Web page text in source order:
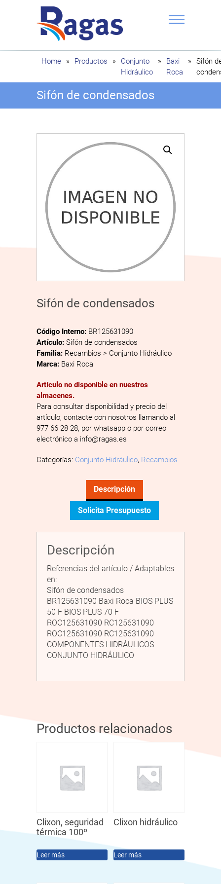
Ragas
Home » Productos »
Conjunto
Hidráulico
»
Baxi
Roca
»
Sifón
Sifón de condensados
Sifón de condensados
Código Interno: BR125631090
Artículo: Sifón de condensados
Familia: Recambios > Conjunto Hidráulico
Marca: Baxi Roca
Artículo no disponible en nuestros
almacenes.
Para consultar disponibilidad y precio del
artículo, contacte con nosotros llamando al
977 66 28 28, por whatsapp o por correo
electrónico a info@ragas.es
Categorías: Conjunto Hidráulico, Recambios
Descripción
Solicita Presupuesto
Descripción
Referencias del artículo / Adaptables
en:
Sifón de condensados
BR125631090 Baxi Roca BIOS PLUS
50 F BIOS PLUS 70 F
ROC125631090 RC125631090
ROC125631090 RC125631090
COMPONENTES HIDRÁULICOS
CONJUNTO HIDRÁULICO
Productos relacionados
Clixon, seguridad
térmica 100º
Leer más
Clixon hidráulico
Leer más